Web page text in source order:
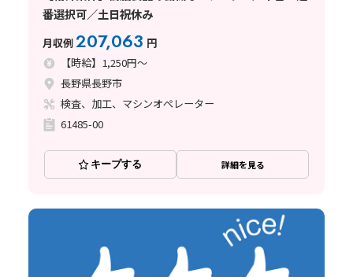
番選択可／土日祝休み
月収例207,063 円
【時給】1,250円～
長野県長野市
検査、加工、マシンオペレーター
61485-00
キープする 詳細を見る